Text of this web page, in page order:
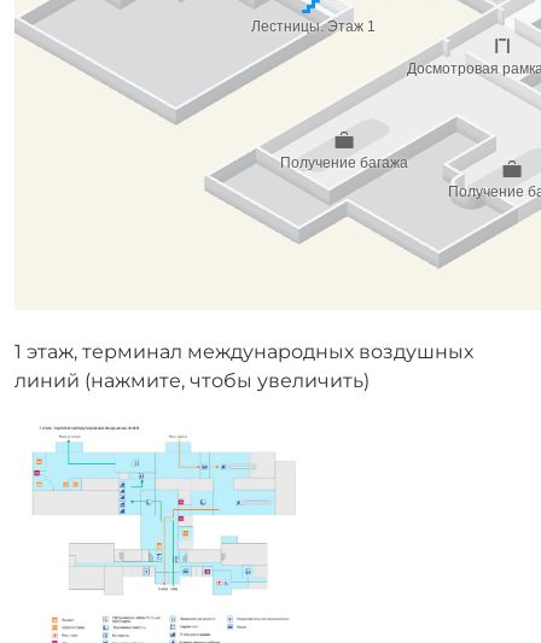
1 этаж, терминал международных воздушных
линий (нажмите, чтобы увеличить)